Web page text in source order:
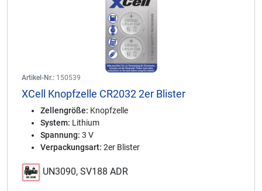
Artikel-Nr.: 150539
XCell Knopfzelle CR2032 2er Blister
Zellengröße: Knopfzelle
System: Lithium
Spannung: 3 V
Verpackungsart: 2er Blister
UN3090, SV188 ADR